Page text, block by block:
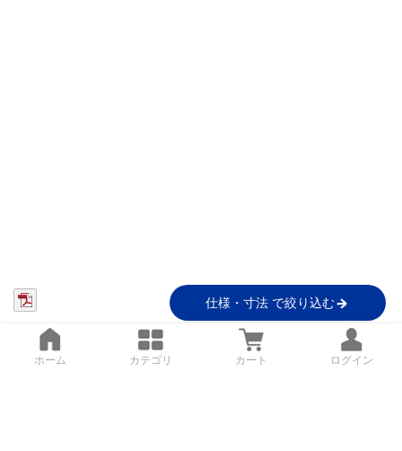
仕様・寸法 で絞り込む
ホーム カテゴリ カート ログイン